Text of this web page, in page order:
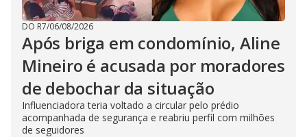
DO R7/06/08/2026
Após briga em condomínio, Aline
Mineiro é acusada por moradores
de debochar da situação
Influenciadora teria voltado a circular pelo prédio
acompanhada de segurança e reabriu perfil com milhões
de seguidores